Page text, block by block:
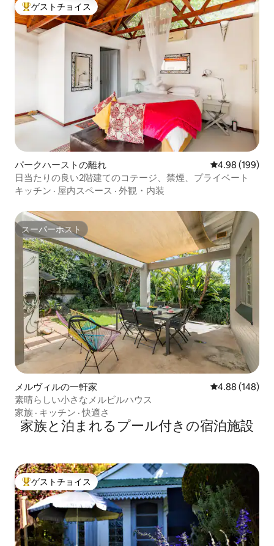
大好評のゲストチョイスです。
ゲストチョイス
パークハーストの離れ レビュー199
4.98 (199)
日当たりの良い2階建てのコテージ、禁煙、プライベート
キッチン · 屋内スペース · 外観・内装
スーパーホスト
スーパーホスト
メルヴィルの一軒家 レビュー148
4.88 (148)
素晴らしい小さなメルビルハウス
家族 · キッチン ·快適さ
家族と泊まれるプール付きの宿泊施設
大好評のゲストチョイスです。
ゲストチョイス